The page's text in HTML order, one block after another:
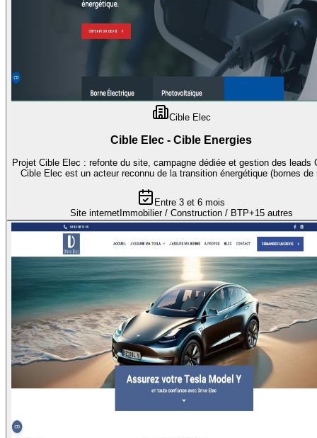
Cible Elec
Cible Elec - Cible Energies
Projet Cible Elec : refonte du site, campagne dédiée et gestion des leads
Cible Elec est un acteur reconnu de la transition énergétique (bornes de
Entre 3 et 6 mois
Site internetImmobilier / Construction / BTP+15 autres